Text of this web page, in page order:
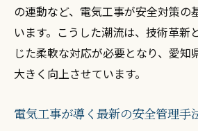
の連動など、電気工事が安全対策の
います。こうした潮流は、技術革新
じた柔軟な対応が必要となり、愛知
大きく向上させています。
電気工事が導く最新の安全管理手